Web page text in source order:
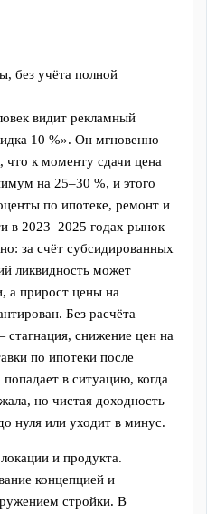
без учёта полной
видит рекламный
10 %». Он мгновенно
что к моменту сдачи цена
на 25–30 %, и этого
по ипотеке, ремонт и
в 2023–2025 годах рынок
за счёт субсидированных
ликвидность может
а прирост цены на
Без расчёта
стагнация, снижение цен на
по ипотеки после
в ситуацию, когда
но чистая доходность
нуля или уходит в минус.
и продукта.
концепцией и
стройки. В